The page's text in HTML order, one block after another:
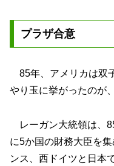
プラザ合意
85年、アメリカは双
やり玉に挙がったのが
レーガン大統領は、
に5か国の財務大臣を
ンス、西ドイツと日本